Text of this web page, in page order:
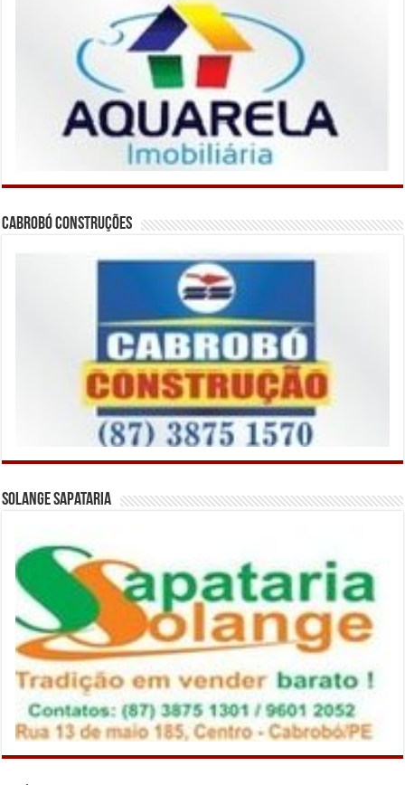
Cabrobó Construções
Solange Sapataria